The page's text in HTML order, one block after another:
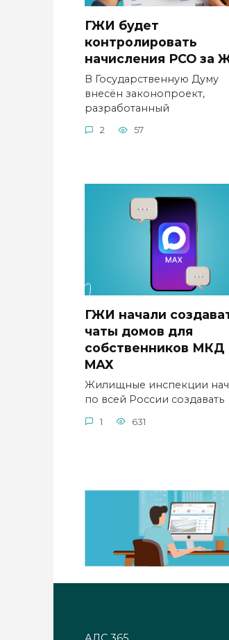
ГЖИ будет
контролировать
начисления РСО за
В Государственную Думу
внесён законопроект,
разработанный
2 57
ГЖИ начали
чаты домов для
собственников МКД
MАХ
Жилищные инспекции
по всей России создавать
1 631